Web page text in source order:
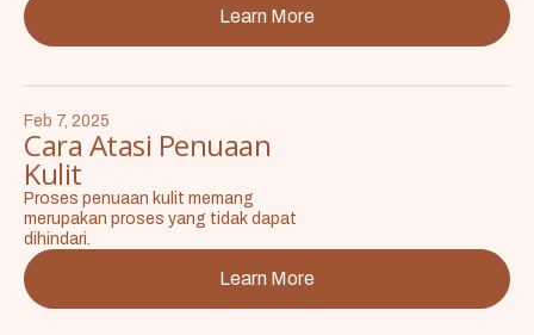
Learn More
Feb 7, 2025
Cara Atasi Penuaan
Kulit
Proses penuaan kulit memang
merupakan proses yang tidak dapat
dihindari.
Learn More